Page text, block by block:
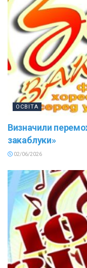
ОСВІТА
Визначили
закаблуки»
02/06/2026